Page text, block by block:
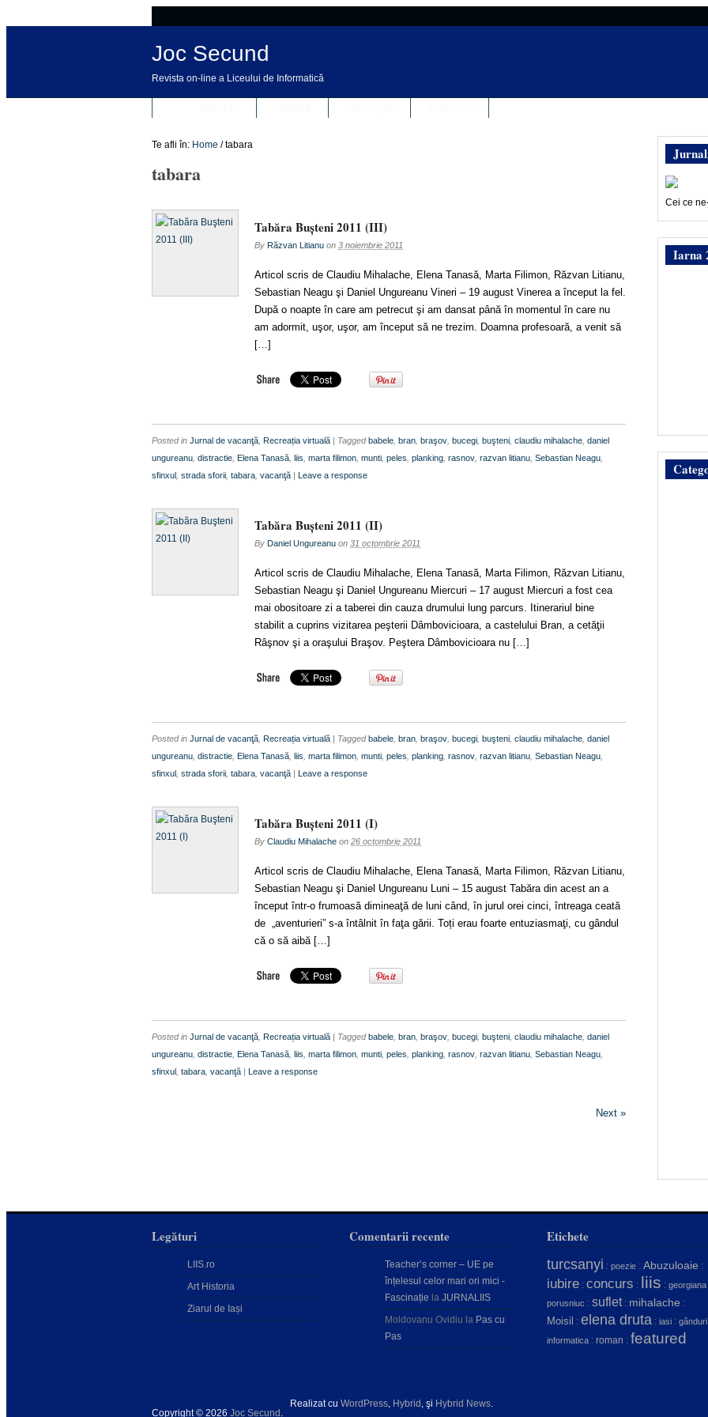
Joc Secund
Revista on-line a Liceului de Informatică
Te afli în: Home / tabara
tabara
Tabăra Buşteni 2011 (III)
By Răzvan Litianu on 3 noiembrie 2011
Articol scris de Claudiu Mihalache, Elena Tanasă, Marta Filimon, Răzvan Litianu,
Sebastian Neagu şi Daniel Ungureanu Vineri – 19 august Vinerea a început la fel.
După o noapte în care am petrecut şi am dansat până în momentul în care nu
am adormit, uşor, uşor, am început să ne trezim. Doamna profesoară, a venit să
[…]
Posted in Jurnal de vacanţă Recreația virtuală | Taggedbabele bran braşov bucegi buşteni claudiu mihalache daniel
ungureanu distractie Elena Tanasă liis marta filimon munti peles planking rasnov razvan litianu Sebastian Neagu
sfinxul strada sforii tabara vacanţă | Leave a response
Tabăra Buşteni 2011 (II)
By Daniel Ungureanu on 31 octombrie 2011
Articol scris de Claudiu Mihalache, Elena Tanasă, Marta Filimon, Răzvan Litianu,
Sebastian Neagu şi Daniel Ungureanu Miercuri – 17 august Miercuri a fost cea
mai obositoare zi a taberei din cauza drumului lung parcurs. Itinerariul bine
stabilit a cuprins vizitarea peşterii Dâmbovicioara, a castelului Bran, a cetăţii
Râşnov şi a oraşului Braşov. Peştera Dâmbovicioara nu […]
Posted in Jurnal de vacanţă Recreația virtuală | Taggedbabele bran braşov bucegi buşteni claudiu mihalache daniel
ungureanu distractie Elena Tanasă liis marta filimon munti peles planking rasnov razvan litianu Sebastian Neagu
sfinxul strada sforii tabara vacanţă | Leave a response
Tabăra Buşteni 2011 (I)
By Claudiu Mihalache on 26 octombrie 2011
Articol scris de Claudiu Mihalache, Elena Tanasă, Marta Filimon, Răzvan Litianu,
Sebastian Neagu şi Daniel Ungureanu Luni – 15 august Tabăra din acest an a
început într-o frumoasă dimineaţă de luni când, în jurul orei cinci, întreaga ceată
de „aventurieri” s-a întâlnit în faţa gării. Toți erau foarte entuziasmaţi, cu gândul
că o să aibă […]
Posted in Jurnal de vacanţă Recreația virtuală | Taggedbabele bran braşov bucegi buşteni claudiu mihalache daniel
ungureanu distractie Elena Tanasă liis marta filimon munti peles planking rasnov razvan litianu Sebastian Neagu
sfinxul tabara vacanţă | Leave a response
Next »
Cei ce
Iarna
Legături
LIIS.ro
Art Historia
Ziarul de Iași
Comentarii recente
Teacher’s corner – UE pe
înțelesul celor mari ori mici -
Fascinație la JURNALIIS
Moldovanu Ovidiu la Pas cu
Pas
Etichete
turcsanyi : poezie : Abuzuloaie :
iubire : concurs : liis : georgiana
porusniuc : suflet: mihalache :
Moisil : elena druta : iasi : gânduri
informatica : roman : featured
Copyright © 2026 Joc Secund .
Realizat cu WordPress, Hybrid , şi Hybrid News.